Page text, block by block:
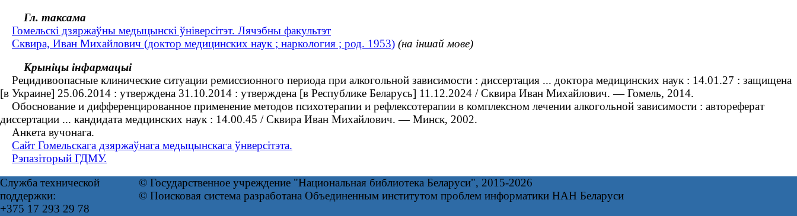
Гл. таксама
Гомельскі дзяржаўны медыцынскі ўніверсітэт. Лячэбны факультэт
Сквира, Иван Михайлович (доктор медицинских наук ; наркология ; род. 1953) (на іншай мове)
Крыніцы інфармацыі
Рецидивоопасные клинические ситуации ремиссионного периода при алкогольной зависимости : диссертация ... доктора медицинских наук : 14.01.27 : защищена
[в Украине] 25.06.2014 : утверждена 31.10.2014 : утверждена [в Республике Беларусь] 11.12.2024 / Сквира Иван Михайлович. ― Гомель, 2014.
Обоснование и дифференцированное применение методов психотерапии и рефлексотерапии в комплексном лечении алкогольной зависимости : автореферат
диссертации ... кандидата медцинских наук : 14.00.45 / Сквира Иван Михайлович. ― Минск, 2002.
Анкета вучонага.
Сайт Гомельскага дзяржаўнага медыцынскага ўнверсітэта.
Рэпазіторый ГДМУ.
Служба технической
поддержки:
+375 17 293 29 78
© Государственное учреждение "Национальная библиотека Беларуси", 2015-2026
© Поисковая система разработана Объединенным институтом проблем информатики НАН Беларуси